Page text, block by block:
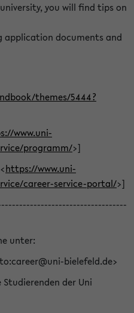
you will find tips on
documents and
themes/5444?
www.uni-
programm/>]
https://www.uni-
career-service-portal/>]
unter:
bielefeld.de>
der Uni